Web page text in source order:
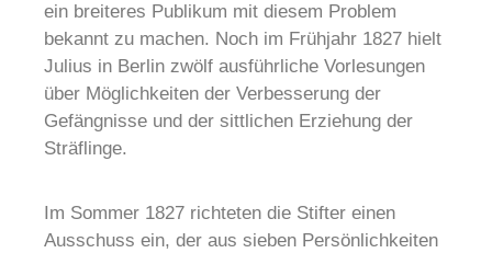
ein breiteres Publikum mit diesem Problem
bekannt zu machen. Noch im Frühjahr 1827 hielt
Julius in Berlin zwölf ausführliche Vorlesungen
über Möglichkeiten der Verbesserung der
Gefängnisse und der sittlichen Erziehung der
Sträflinge.
Im Sommer 1827 richteten die Stifter einen
Ausschuss ein, der aus sieben Persönlichkeiten